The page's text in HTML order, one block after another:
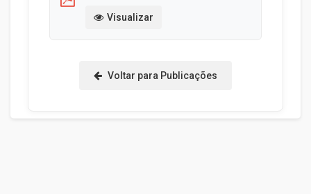
Visualizar
Voltar para Publicações